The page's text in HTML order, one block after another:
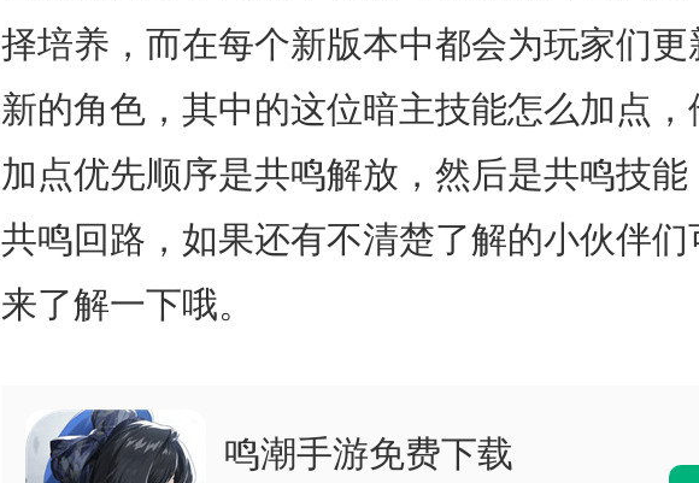
择培养，而在每个新版本中都会为玩家们更
新的角色，其中的这位暗主技能怎么加点，
加点优先顺序是共鸣解放，然后是共鸣技能
共鸣回路，如果还有不清楚了解的小伙伴们
来了解一下哦。
鸣潮手游免费下载